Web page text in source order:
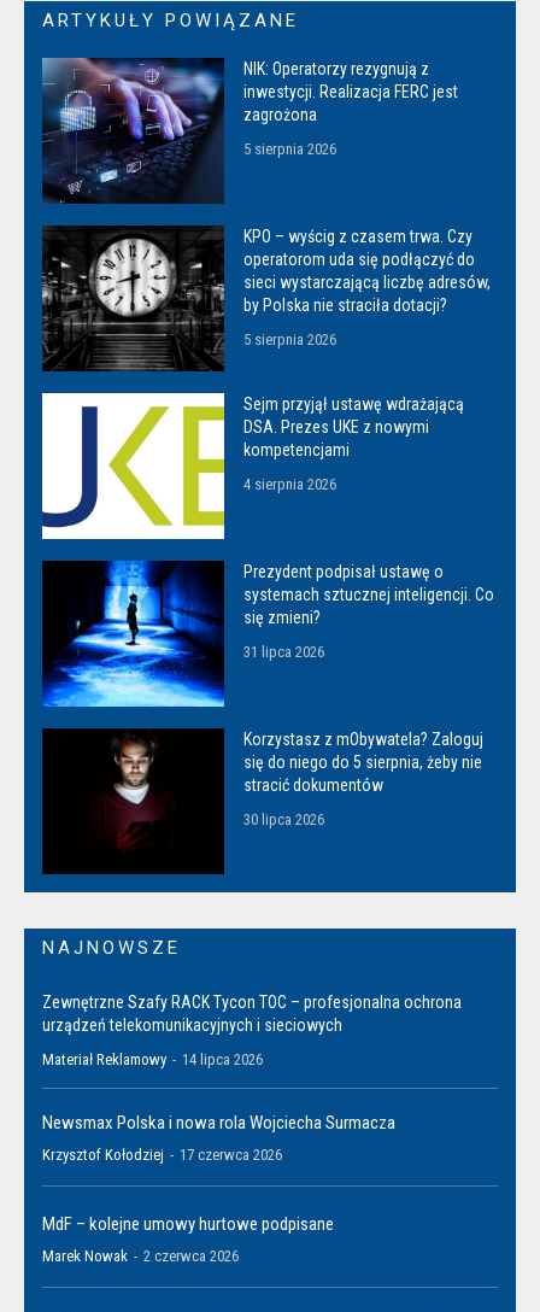
ARTYKUŁY POWIĄZANE
NIK: Operatorzy rezygnują z
inwestycji. Realizacja FERC jest
zagrożona
5 sierpnia 2026
KPO – wyścig z czasem trwa. Czy
operatorom uda się podłączyć do
sieci wystarczającą liczbę adresów,
by Polska nie straciła dotacji?
5 sierpnia 2026
Sejm przyjął ustawę wdrażającą
DSA. Prezes UKE z nowymi
kompetencjami
4 sierpnia 2026
Prezydent podpisał ustawę o
systemach sztucznej inteligencji. Co
się zmieni?
31 lipca 2026
Korzystasz z mObywatela? Zaloguj
się do niego do 5 sierpnia, żeby nie
stracić dokumentów
30 lipca 2026
NAJNOWSZE
Zewnętrzne Szafy RACK Tycon TOC – profesjonalna ochrona
urządzeń telekomunikacyjnych i sieciowych
Materiał Reklamowy - 14 lipca 2026
Newsmax Polska i nowa rola Wojciecha Surmacza
Krzysztof Kołodziej - 17 czerwca 2026
MdF – kolejne umowy hurtowe podpisane
Marek Nowak - 2 czerwca 2026